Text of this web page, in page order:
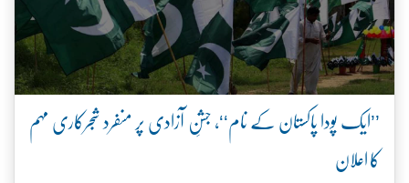
’’ایک پودا پاکستان کے نام‘‘، جشنِ آزادی پر منفرد شجرکاری مہم
کا اعلان